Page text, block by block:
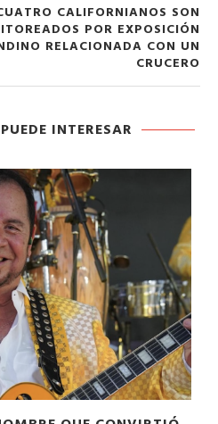
CALIFORNIANOS SON
POR EXPOSICIÓN
RELACIONADA CON UN
CRUCERO
INTERESAR